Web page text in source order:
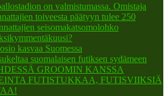
on valmistumassa. Omistaja
toiveesta päätyyn tulee 250
seisomakatsomolohko
kasvaa Suomessa
suomalaisen futiksen sydämeen
GROOMIN KANSSA
FUTISTUKKAA, FUTISVIIKSIÄ